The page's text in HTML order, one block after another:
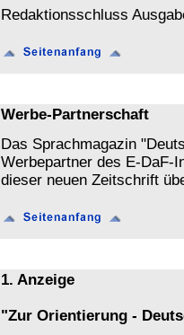
Redaktionsschluss
Werbe-Partnerschaft
Das Sprachmagazin
Werbepartner des E-DaF-
dieser neuen Zeitschrift
1. Anzeige
"Zur Orientierung -